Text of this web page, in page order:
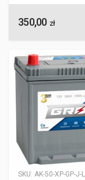
350,00 zł
SKU: AK-50-XP-GP-J-L